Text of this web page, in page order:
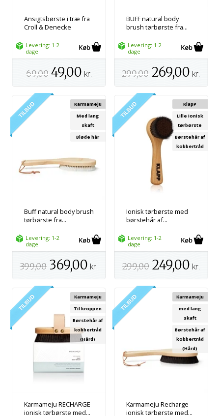
Ansigtsbørste i træ fra
Croll & Denecke
Levering: 1-2
dage
69,00 49,00 kr.
BUFF natural body
brush tørbørste fra...
Levering: 1-2
dage
299,00 269,00 kr.
Buff natural body brush
tørbørste fra...
Karmameju
Med lang
skaft
Bløde hår
Levering: 1-2
dage
399,00 369,00 kr.
Ionisk tørbørste med
børstehår af...
KlapP
Lille Ionisk
tørbørste
Børstehår af
kobbertråd
Levering: 1-2
dage
299,00 249,00 kr.
Karmameju RECHARGE
ionisk tørbørste med...
Karmameju
Til kroppen
Børstehår af
kobbertråd
(Hård)
Karmameju Recharge
ionisk tørbørste med...
Karmameju
med lang
skaft
Børstehår af
kobbertråd
(Hård)